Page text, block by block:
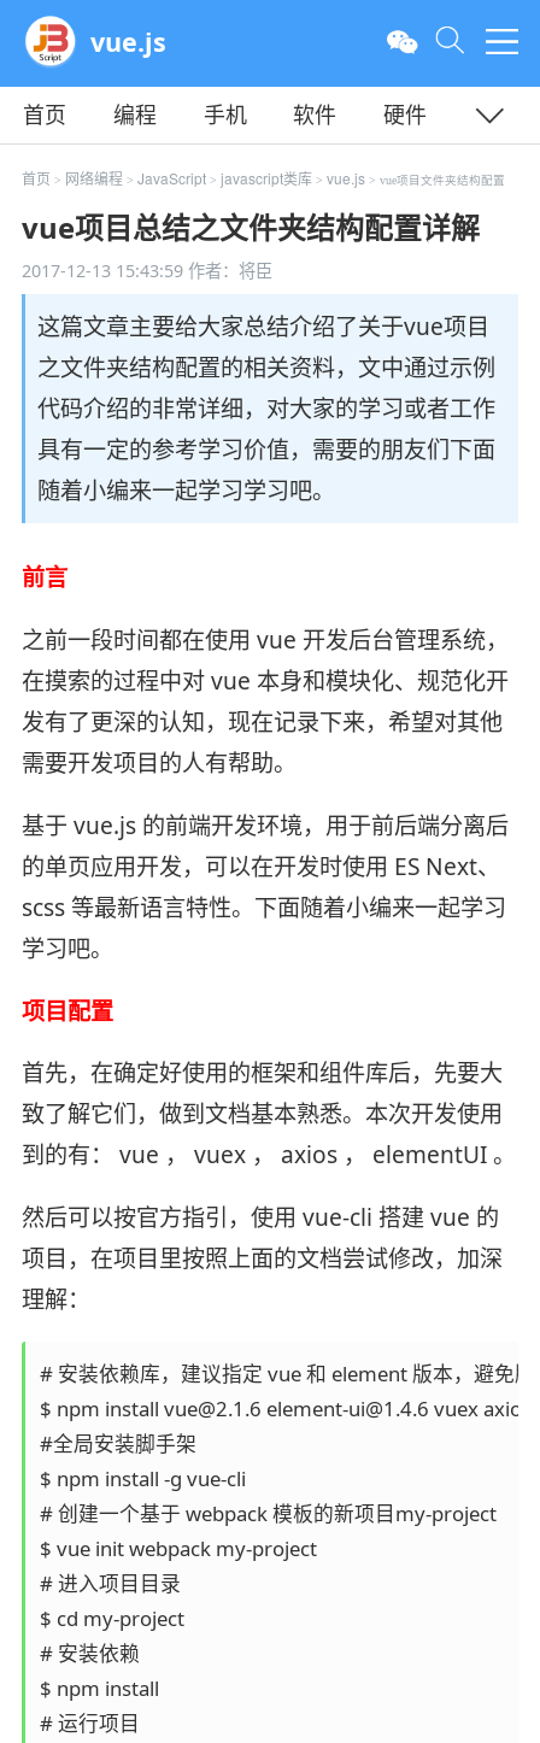
vue.js
首页 编程 手机 软件
硬件
教程
平面 服务器
首页 > 网络编程 > JavaScript> javascript类库> vue.js> vue项目文件夹结构配置
vue项目总结之文件夹结构配置详解
2017-12-13 15:43:59作者：将臣
这篇文章主要给大家总结介绍了关于vue项目
之文件夹结构配置的相关资料，文中通过示例
代码介绍的非常详细，对大家的学习或者工作
具有一定的参考学习价值，需要的朋友们下面
随着小编来一起学习学习吧。
前言
之前一段时间都在使用 vue 开发后台管理系统，
在摸索的过程中对 vue 本身和模块化、规范化开
发有了更深的认知，现在记录下来，希望对其他
需要开发项目的人有帮助。
基于 vue.js 的前端开发环境，用于前后端分离后
的单页应用开发，可以在开发时使用 ES Next、
scss 等最新语言特性。下面随着小编来一起学习
学习吧。
项目配置
首先，在确定好使用的框架和组件库后，先要大
致了解它们，做到文档基本熟悉。本次开发使用
到的有： vue ， vuex ， axios ， elementUI 。
然后可以按官方指引，使用 vue-cli 搭建 vue 的
项目，在项目里按照上面的文档尝试修改，加深
理解：
# 安装依赖库，建议指定 vue 和 element 版本，避免
$ npm install vue@2.1.6 element-ui@1.4.6 vuex axios
#全局安装脚手架
$ npm install -g vue-cli
# 创建一个基于 webpack 模板的新项目my-project
$ vue init webpack my-project
# 进入项目目录
$ cd my-project
# 安装依赖
$ npm install
# 运行项目